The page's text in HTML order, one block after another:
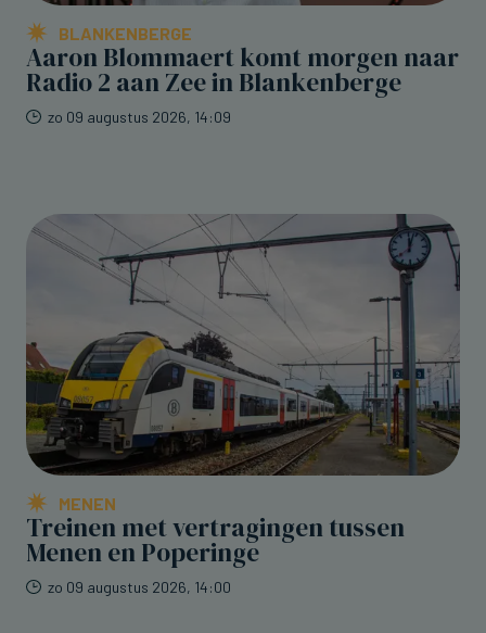
BLANKENBERGE
Aaron Blommaert komt morgen naar
Radio 2 aan Zee in Blankenberge
zo 09 augustus 2026, 14:09
MENEN
Treinen met vertragingen tussen
Menen en Poperinge
zo 09 augustus 2026, 14:00